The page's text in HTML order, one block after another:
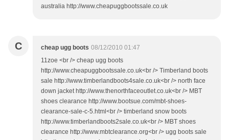
australia http://www.cheapuggbootssale.co.uk
C cheap ugg boots 08/12/2010 01:47
11zoe <br /> cheap ugg boots
http://www.cheapuggbootssale.co.uk<br /> Timberland boots
sale http://www.timberlandboots4sale.co.uk<br /> north face
down jacket http://www.thenorthfaceoutlet.co.uk<br /> MBT
shoes clearance http://www.bootsue.com/mbt-shoes-
clearance-sale-c-5.html<br /> timberland snow boots
http://www.timberlandboots2sale.co.uk<br /> MBT shoes
clearance http://www.mbtclearance.org<br /> ugg boots sale